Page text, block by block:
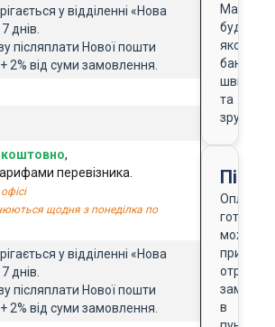
у відділенні «Нова
днів.
післяплати Нової пошти
2% від суми замовлення.
,
перевізника.
щодня з понеділка по
у відділенні «Нова
днів.
післяплати Нової пошти
2% від суми замовлення.
будь-
якого
банку
швидко
та
зручно
Оплата
готівкою
можлива
при
в